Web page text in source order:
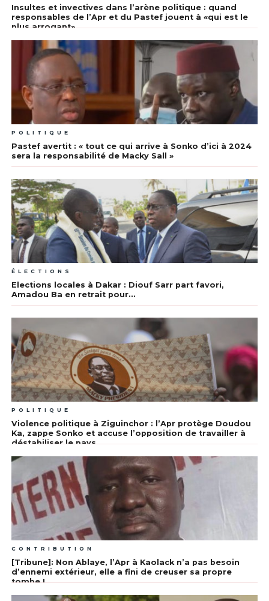
Insultes et invectives dans l’arène politique : quand
responsables de l’Apr et du Pastef jouent à «qui est le
plus arrogant»
POLITIQUE
Pastef avertit : « tout ce qui arrive à Sonko d’ici à 2024
sera la responsabilité de Macky Sall »
ÉLECTIONS
Elections locales à Dakar : Diouf Sarr part favori,
Amadou Ba en retrait pour…
POLITIQUE
Violence politique à Ziguinchor : l’Apr protège Doudou
Ka, zappe Sonko et accuse l’opposition de travailler à
déstabiliser le pays
CONTRIBUTION
[Tribune]: Non Ablaye, l’Apr à Kaolack n’a pas besoin
d’ennemi extérieur, elle a fini de creuser sa propre
tombe !